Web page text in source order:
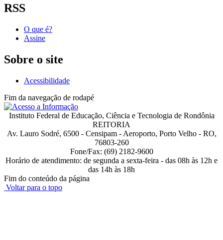
RSS
O que é?
Assine
Sobre o site
Acessibilidade
Fim da navegação de rodapé
Instituto Federal de Educação, Ciência e Tecnologia de Rondônia
REITORIA
Av. Lauro Sodré, 6500 - Censipam - Aeroporto, Porto Velho - RO,
76803-260
Fone/Fax: (69) 2182-9600
Horário de atendimento: de segunda a sexta-feira - das 08h às 12h e
das 14h às 18h
Fim do conteúdo da página
Voltar para o topo